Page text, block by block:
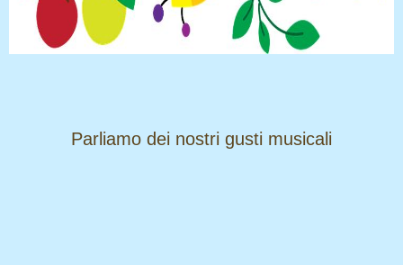
​​​​​​​Parliamo dei nostri gusti musicali